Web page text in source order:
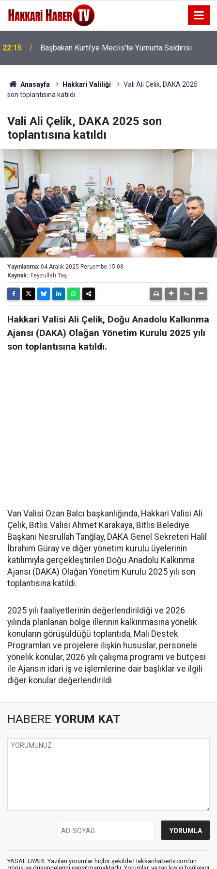
22:15
Başbakan Kurti’ye Meclis’te Yumurta Saldırısı
22:07
İran'dan Hürmüz Boğazı İçin Yeni Şart
Anasayfa Hakkari Valiliği
Vali Ali Çelik, DAKA 2025
son toplantısına katıldı
Vali Ali Çelik, DAKA 2025 son
toplantısına katıldı
Yayınlanma: 04 Aralık 2025 Perşembe 15:08
Kaynak: Feyzullah Taş
Hakkari Valisi Ali Çelik, Doğu Anadolu Kalkınma
Ajansı (DAKA) Olağan Yönetim Kurulu 2025 yılı
son toplantısına katıldı.
Van Valisi Ozan Balcı başkanlığında, Hakkari Valisi Ali
Çelik, Bitlis Valisi Ahmet Karakaya, Bitlis Belediye
Başkanı Nesrullah Tanğlay, DAKA Genel Sekreteri Halil
İbrahim Güray ve diğer yönetim kurulu üyelerinin
katılımıyla gerçekleştirilen Doğu Anadolu Kalkınma
Ajansı (DAKA) Olağan Yönetim Kurulu 2025 yılı son
toplantısına katıldı.
2025 yılı faaliyetlerinin değerlendirildiği ve 2026
yılında planlanan bölge illerinin kalkınmasına yönelik
konuların görüşüldüğü toplantıda, Mali Destek
Programları ve projelere ilişkin hususlar, personele
yönelik konular, 2026 yılı çalışma programı ve bütçesi
ile Ajansın idari iş ve işlemlerine dair başlıklar ve ilgili
diğer konular değerlendirildi
HABERE YORUM KAT
YASAL UYARI: Yazılan yorumlar hiçbir şekilde Hakkarihabertv.com’un